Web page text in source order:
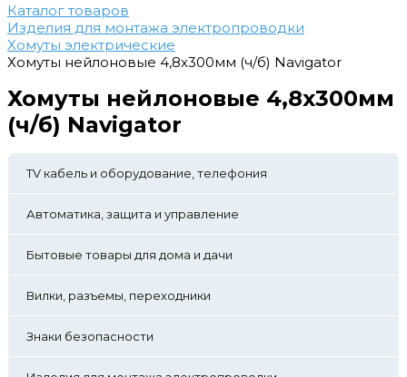
Каталог товаров
Изделия для монтажа электропроводки
Хомуты электрические
Хомуты нейлоновые 4,8х300мм (ч/б) Navigator
Хомуты нейлоновые 4,8х300мм
(ч/б) Navigator
TV кабель и оборудование, телефония
Автоматика, защита и управление
Бытовые товары для дома и дачи
Вилки, разъемы, переходники
Знаки безопасности